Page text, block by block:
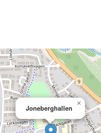
Joneberghallen
×